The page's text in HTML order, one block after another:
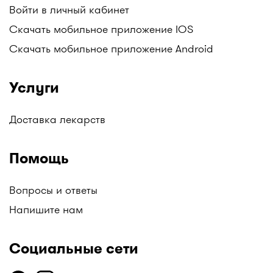
Войти в личный кабинет
Скачать мобильное приложение IOS
Скачать мобильное приложение Android
Услуги
Доставка лекарств
Помощь
Вопросы и ответы
Напишите нам
Социальные сети